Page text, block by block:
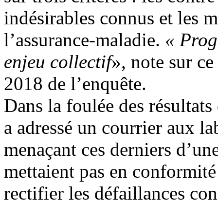
indésirables connus et les
l’assurance-maladie. «
enjeu collectif», note sur
2018 de l’enquête.
Dans la foulée des
a adressé un courrier aux
menaçant ces derniers
mettaient pas en
rectifier les défaillances